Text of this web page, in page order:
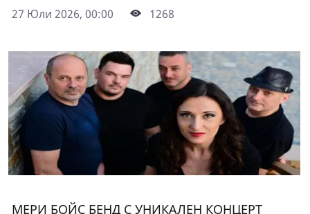
27 Юли 2026, 00:00
1268
МЕРИ БОЙС БЕНД С УНИКАЛЕН КОНЦЕРТ